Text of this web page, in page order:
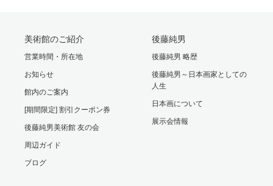
美術館のご紹介
営業時間・所在地
お知らせ
館内のご案内
[期間限定] 割引クーポン券
後藤純男美術館 友の会
周辺ガイド
ブログ
後藤純男
後藤純男 略歴
後藤純男～日本画家としての
人生
日本画について
展示会情報